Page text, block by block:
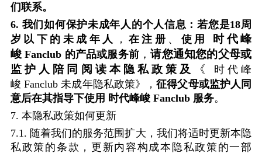
们联系。
6. 我们如何保护未成年人的个人信息：若您是18周
岁以下的未成年人
，在注册 、 使用
时代峰
峻 Fanclub 的产品或服务前 ，请您通知您的父母或
监护人陪同阅读本隐私政策及
《
时代峰
峻 Fanclub 未成年隐私政策》，征得父母或监护人同
意后在其指导下使用 时代峰峻 Fanclub 服务。
7. 本隐私政策如何更新
7.1. 随着我们的服务范围扩大，我们将适时更新本隐
私政策的条款，更新内容构成本隐私政策的一部